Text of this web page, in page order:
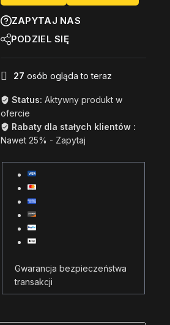
systemowych
ZAPYTAJ NAS
PODZIEL SIĘ
27 osób ogląda to teraz
Status: Aktywny produkt w
ofercie
Rabaty dla stałych klientów :
Nawet 25% - Zapytaj
Gwarancja bezpieczeństwa
transakcji